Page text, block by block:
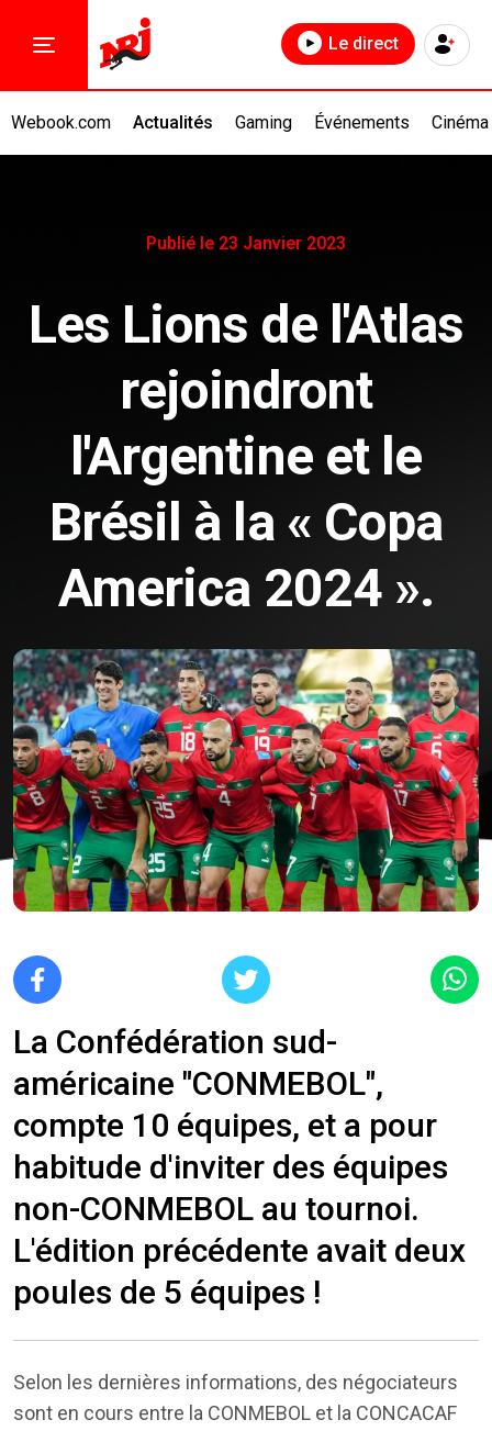
Webook.com Actualités Gaming Événements Cinéma
Le direct
Publié le 23 Janvier 2023
Les Lions de l'Atlas
rejoindront
l'Argentine et le
Brésil à la « Copa
America 2024 ».
La Confédération sud-
américaine "CONMEBOL",
compte 10 équipes, et a pour
habitude d'inviter des équipes
non-CONMEBOL au tournoi.
L'édition précédente avait deux
poules de 5 équipes !
Selon les dernières informations, des négociateurs
sont en cours entre la CONMEBOL et la CONCACAF